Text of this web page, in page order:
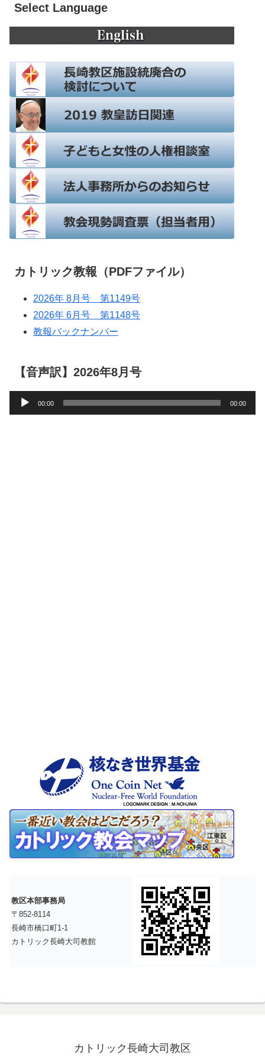
Select Language
カトリック教報（PDFファイル）
2026年 8月号 第1149号
2026年 6月号 第1148号
教報バックナンバー
【音声訳】2026年8月号
声
00:00 00:00
教区本部事務局
〒852-8114
長崎市橋口町1-1
カトリック長崎大司教館
カトリック長崎大司教区